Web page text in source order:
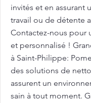
invités et en assurant
travail ou de détente
Contactez-nous pour
et personnalisé !
à Saint-Philippe:
des solutions de
assurent un
sain à tout moment.